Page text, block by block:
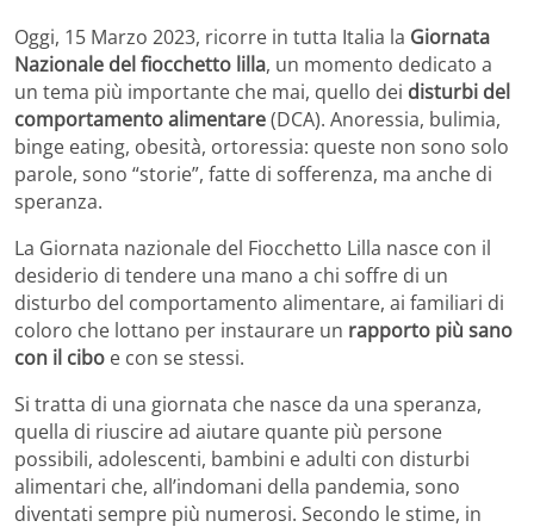
Oggi, 15 Marzo 2023, ricorre in tutta Italia la Giornata
Nazionale del fiocchetto lilla, un momento dedicato a
un tema più importante che mai, quello dei disturbi del
comportamento alimentare(DCA). Anoressia, bulimia,
binge eating, obesità, ortoressia: queste non sono solo
parole, sono “storie”, fatte di sofferenza, ma anche di
speranza.
La Giornata nazionale del Fiocchetto Lilla nasce con il
desiderio di tendere una mano a chi soffre di un
disturbo del comportamento alimentare, ai familiari di
coloro che lottano per instaurare un rapporto più sano
con il cibo e con se stessi.
Si tratta di una giornata che nasce da una speranza,
quella di riuscire ad aiutare quante più persone
possibili, adolescenti, bambini e adulti con disturbi
alimentari che, all’indomani della pandemia, sono
diventati sempre più numerosi. Secondo le stime, in